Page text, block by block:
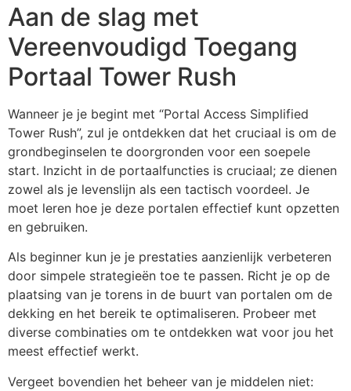
Aan de slag met
Vereenvoudigd Toegang
Portaal Tower Rush
Wanneer je je begint met “Portal Access Simplified
Tower Rush”, zul je ontdekken dat het cruciaal is om de
grondbeginselen te doorgronden voor een soepele
start. Inzicht in de portaalfuncties is cruciaal; ze dienen
zowel als je levenslijn als een tactisch voordeel. Je
moet leren hoe je deze portalen effectief kunt opzetten
en gebruiken.
Als beginner kun je je prestaties aanzienlijk verbeteren
door simpele strategieën toe te passen. Richt je op de
plaatsing van je torens in de buurt van portalen om de
dekking en het bereik te optimaliseren. Probeer met
diverse combinaties om te ontdekken wat voor jou het
meest effectief werkt.
Vergeet bovendien het beheer van je middelen niet: